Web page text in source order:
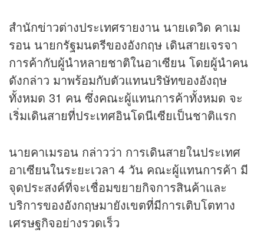
สำนักข่าวต่างประเทศรายงาน นายเดวิด คาเม
รอน นายกรัฐมนตรีของอังกฤษ เดินสายเจรจา
การค้ากับผู้นำหลายชาติในอาเซียน โดยผู้นำคน
ดังกล่าว มาพร้อมกับตัวแทนบริษัทของอังฤษ
ทั้งหมด 31 คน ซึ่งคณะผู้แทนการค้าทั้งหมด จะ
เริ่มเดินสายที่ประเทศอินโดนีเซียเป็นชาติแรก
นายคาเมรอน กล่าวว่า การเดินสายในประเทศ
อาเซียนในระยะเวลา 4 วัน คณะผู้แทนการค้า มี
จุดประสงค์ที่จะเชื่อมขยายกิจการสินค้าและ
บริการของอังกฤษมายังเขตที่มีการเติบโตทาง
เศรษฐกิจอย่างรวดเร็ว